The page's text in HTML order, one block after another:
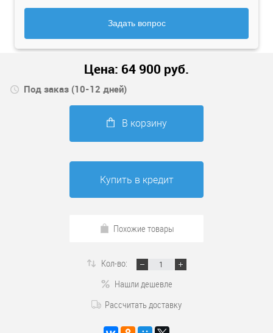
Задать вопрос
Цена: 64 900 руб.
Под заказ (10-12 дней)
В корзину
Купить в кредит
Похожие товары
Кол-во:
Нашли дешевле
Рассчитать доставку